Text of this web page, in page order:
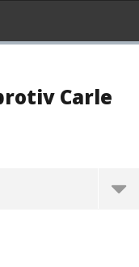
Carle